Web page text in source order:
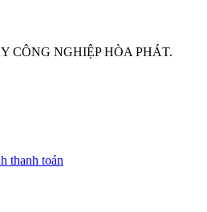
CÔNG NGHIỆP HÒA PHÁT.
thanh toán